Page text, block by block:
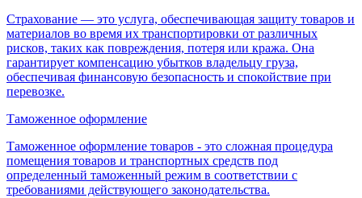
Страхование — это услуга, обеспечивающая защиту товаров и
материалов во время их транспортировки от различных
рисков, таких как повреждения, потеря или кража. Она
гарантирует компенсацию убытков владельцу груза,
обеспечивая финансовую безопасность и спокойствие при
перевозке.
Таможенное оформление
Таможенное оформление товаров - это сложная процедура
помещения товаров и транспортных средств под
определенный таможенный режим в соответствии с
требованиями действующего законодательства.